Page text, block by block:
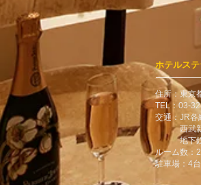
住所：東京
TEL：03-
交通：JR各
西武新宿
地下鉄都
ルーム数：
駐車場：4台
ホテルス